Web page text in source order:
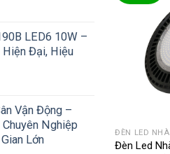
LED6 10W –
Hiện Đại, Hiệu
Vận Động –
Chuyên Nghiệp
Lớn
ĐÈN LED
Đèn Led